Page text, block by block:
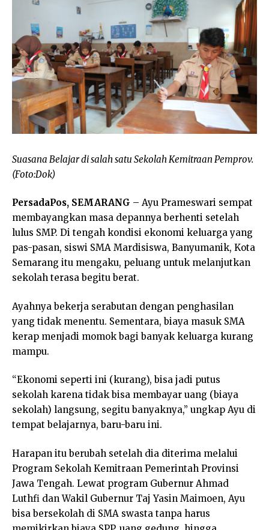
Suasana Belajar di salah satu Sekolah Kemitraan Pemprov.
(Foto:Dok)
PersadaPos, SEMARANG – Ayu Prameswari sempat
membayangkan masa depannya berhenti setelah
lulus SMP. Di tengah kondisi ekonomi keluarga yang
pas-pasan, siswi SMA Mardisiswa, Banyumanik, Kota
Semarang itu mengaku, peluang untuk melanjutkan
sekolah terasa begitu berat.
Ayahnya bekerja serabutan dengan penghasilan
yang tidak menentu. Sementara, biaya masuk SMA
kerap menjadi momok bagi banyak keluarga kurang
mampu.
“Ekonomi seperti ini (kurang), bisa jadi putus
sekolah karena tidak bisa membayar uang (biaya
sekolah) langsung, segitu banyaknya,” ungkap Ayu di
tempat belajarnya, baru-baru ini.
Harapan itu berubah setelah dia diterima melalui
Program Sekolah Kemitraan Pemerintah Provinsi
Jawa Tengah. Lewat program Gubernur Ahmad
Luthfi dan Wakil Gubernur Taj Yasin Maimoen, Ayu
bisa bersekolah di SMA swasta tanpa harus